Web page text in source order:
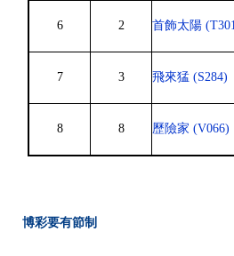
6 2 首飾太陽
7 3 飛來猛 (S284)
8 8 歷險家 (V066)
博彩要有節制